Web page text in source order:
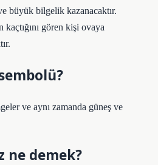
büyük bilgelik kazanacaktır.
kaçtığını gören kişi ovaya
ve aynı zamanda güneş ve
ne demek?